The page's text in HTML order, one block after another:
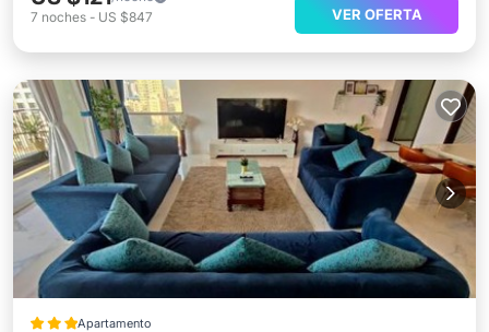
7 noches - US $847 VER OFERTA
Apartamento